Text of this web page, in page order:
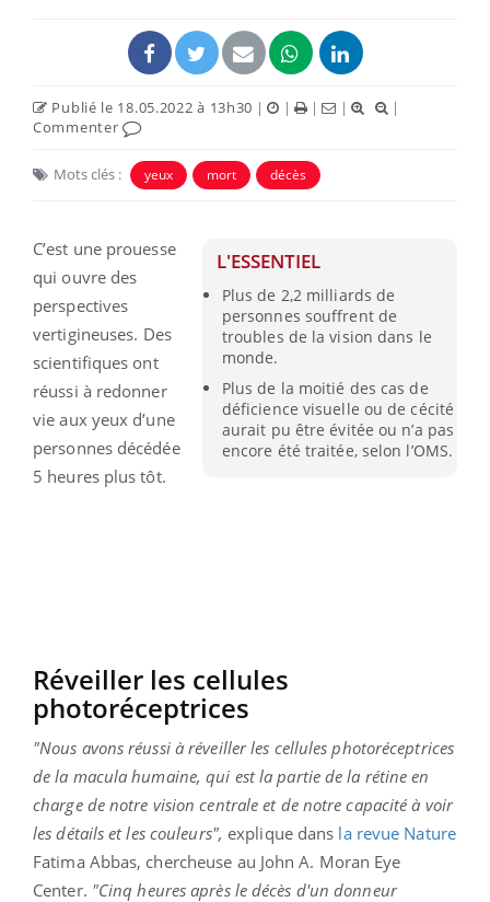
Publié le 18.05.2022 à 13h30 | | | |
|
Commenter
Mots clés : yeux mort décès
L'ESSENTIEL
Plus de 2,2 milliards de
personnes souffrent de
troubles de la vision dans le
monde.
Plus de la moitié des cas de
déficience visuelle ou de cécité
aurait pu être évitée ou n’a pas
encore été traitée, selon l’OMS.
C’est une prouesse
qui ouvre des
perspectives
vertigineuses. Des
scientifiques ont
réussi à redonner
vie aux yeux d’une
personnes décédée
5 heures plus tôt.
Réveiller les cellules
photoréceptrices
"Nous avons réussi à réveiller les cellules photoréceptrices
de la macula humaine, qui est la partie de la rétine en
charge de notre vision centrale et de notre capacité à voir
les détails et les couleurs", explique dans la revue Nature
Fatima Abbas, chercheuse au John A. Moran Eye
Center. "Cinq heures après le décès d'un donneur